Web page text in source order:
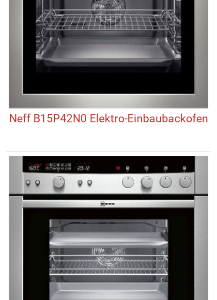
Neff B15P42N0 Elektro-Einbaubackofen